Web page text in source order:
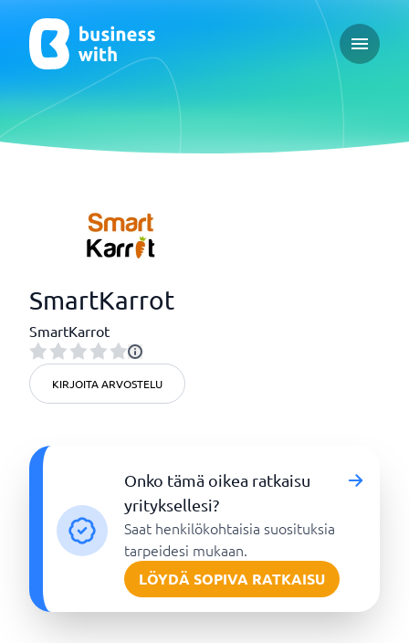
Open
SmartKarrot
SmartKarrot
KIRJOITA ARVOSTELU
Onko tämä oikea ratkaisu
yrityksellesi?
Saat henkilökohtaisia suosituksia
tarpeidesi mukaan.
LÖYDÄ SOPIVA RATKAISU